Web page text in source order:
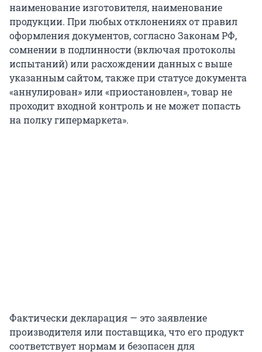
наименование изготовителя, наименование
продукции. При любых отклонениях от правил
оформления документов, согласно Законам РФ,
сомнении в подлинности (включая протоколы
испытаний) или расхождении данных с выше
указанным сайтом, также при статусе документа
«аннулирован» или «приостановлен», товар не
проходит входной контроль и не может попасть
на полку гипермаркета».
Фактически декларация — это заявление
производителя или поставщика, что его продукт
соответствует нормам и безопасен для